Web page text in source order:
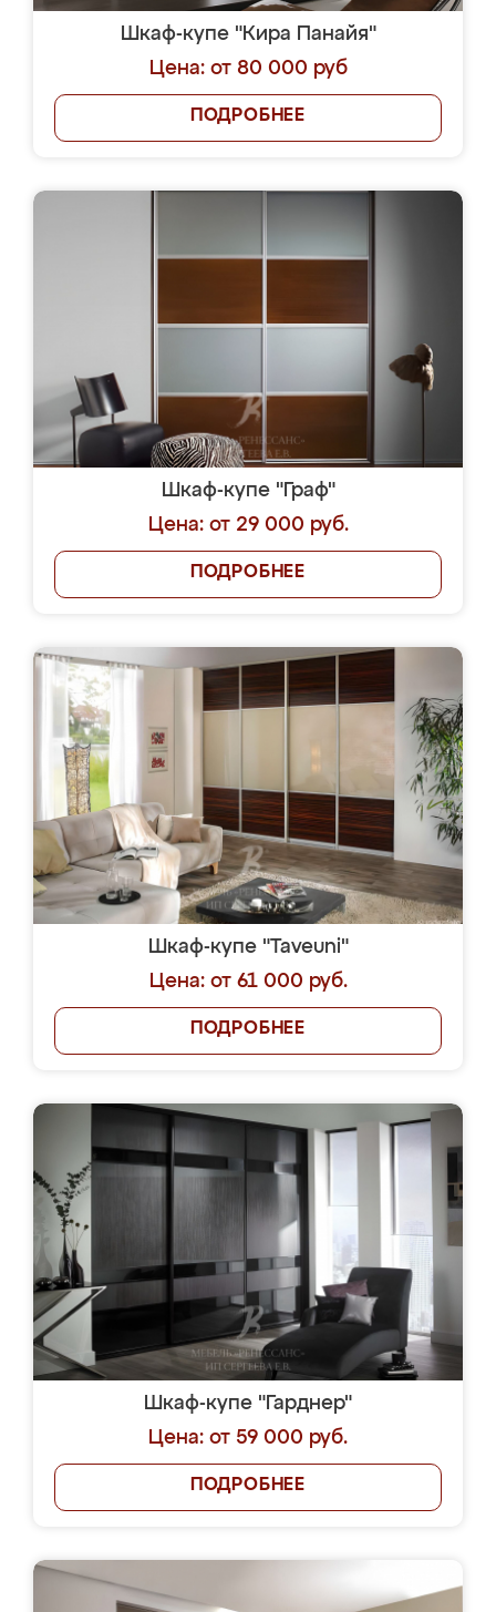
Шкаф-купе "Кира Панайя"
Цена: от 80 000 руб
ПОДРОБНЕЕ
Шкаф-купе "Граф"
Цена: от 29 000 руб.
ПОДРОБНЕЕ
Шкаф-купе "Taveuni"
Цена: от 61 000 руб.
ПОДРОБНЕЕ
Шкаф-купе "Гарднер"
Цена: от 59 000 руб.
ПОДРОБНЕЕ